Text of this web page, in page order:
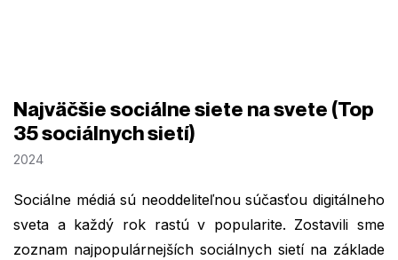
Najväčšie sociálne siete na svete (Top
35 sociálnych sietí)
2024
Sociálne médiá sú neoddeliteľnou súčasťou digitálneho
sveta a každý rok rastú v popularite. Zostavili sme
zoznam najpopulárnejších sociálnych sietí na základe